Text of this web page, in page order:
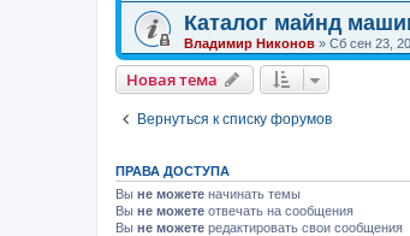
Каталог майнд
Владимир Никонов » Сб сен 23,
Новая тема
Вернуться к списку форумов
ПРАВА ДОСТУПА
Вы не можете начинать темы
Вы не можете отвечать на сообщения
Вы не можете редактировать свои сообщения